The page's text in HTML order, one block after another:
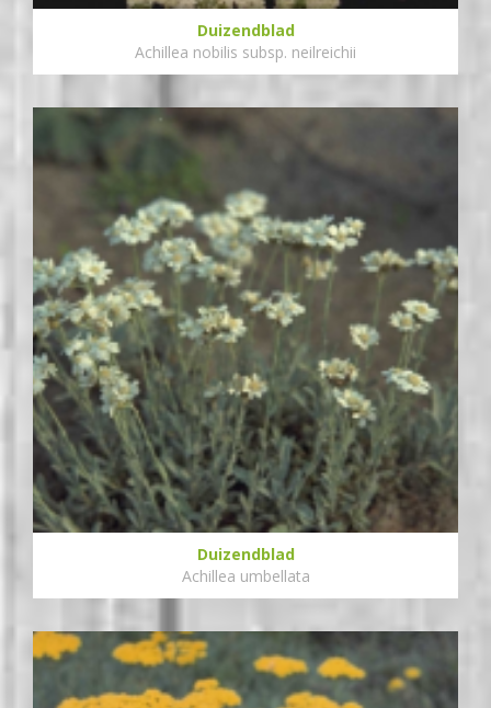
Duizendblad
Achillea nobilis subsp. neilreichii
Duizendblad
Achillea umbellata